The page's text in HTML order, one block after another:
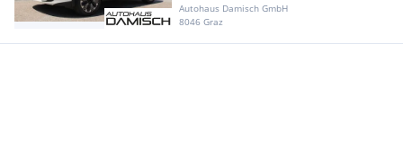
Autohaus Damisch GmbH
8046 Graz